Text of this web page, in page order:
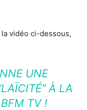
vidéo ci-dessous,
UNE
À LA
TV !